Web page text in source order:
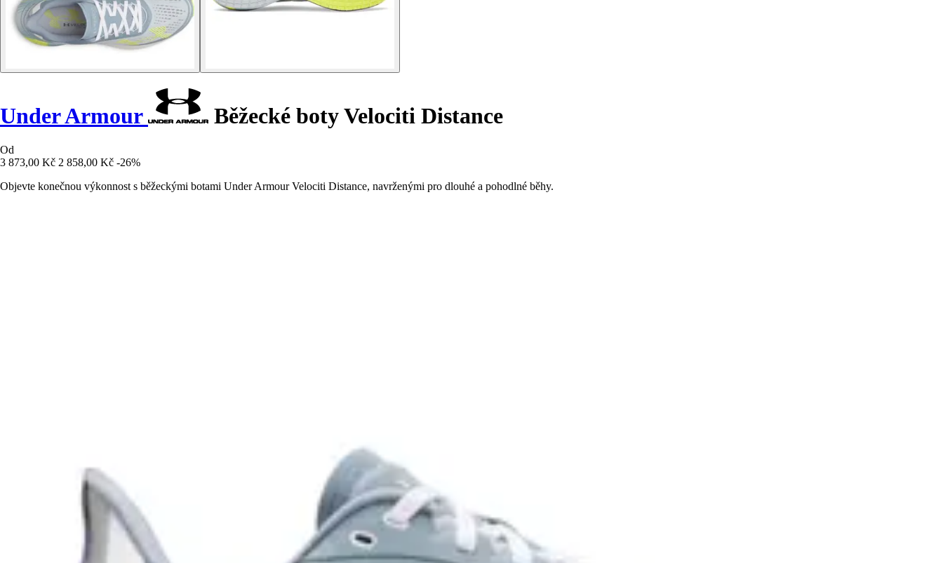
Under Armour Běžecké boty Velociti Distance
Od
3 873,00 Kč 2 858,00 Kč -26%
Objevte konečnou výkonnost s běžeckými botami Under Armour Velociti Distance, navrženými pro dlouhé a pohodlné běhy.